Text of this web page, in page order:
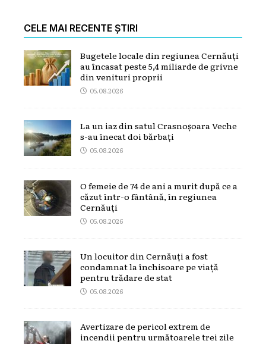
CELE MAI RECENTE ȘTIRI
Bugetele locale din regiunea Cernăuți
au încasat peste 5,4 miliarde de grivne
din venituri proprii
05.08.2026
La un iaz din satul Crasnoșoara Veche
s-au înecat doi bărbați
05.08.2026
O femeie de 74 de ani a murit după ce a
căzut într-o fântână, în regiunea
Cernăuți
05.08.2026
Un locuitor din Cernăuți a fost
condamnat la închisoare pe viață
pentru trădare de stat
05.08.2026
Avertizare de pericol extrem de
incendii pentru următoarele trei zile